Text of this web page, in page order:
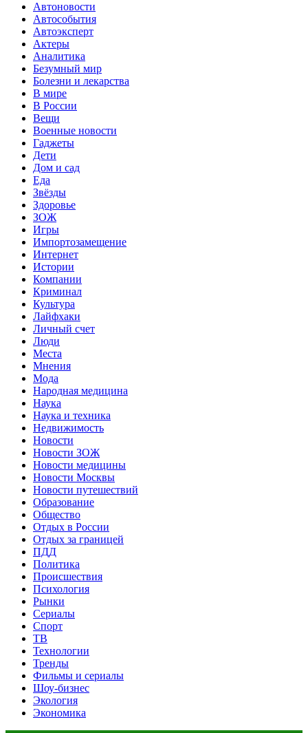
Автоновости
Автособытия
Автоэксперт
Актеры
Аналитика
Безумный мир
Болезни и лекарства
В мире
В России
Вещи
Военные новости
Гаджеты
Дети
Дом и сад
Еда
Звёзды
Здоровье
ЗОЖ
Игры
Импортозамещение
Интернет
Истории
Компании
Криминал
Культура
Лайфхаки
Личный счет
Люди
Места
Мнения
Мода
Народная медицина
Наука
Наука и техника
Недвижимость
Новости
Новости ЗОЖ
Новости медицины
Новости Москвы
Новости путешествий
Образование
Общество
Отдых в России
Отдых за границей
ПДД
Политика
Происшествия
Психология
Рынки
Сериалы
Спорт
ТВ
Технологии
Тренды
Фильмы и сериалы
Шоу-бизнес
Экология
Экономика